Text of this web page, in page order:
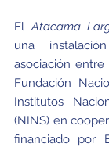
ElAtacama
una
asociación entre
Fundación
Institutos
(NINS) en
financiado por